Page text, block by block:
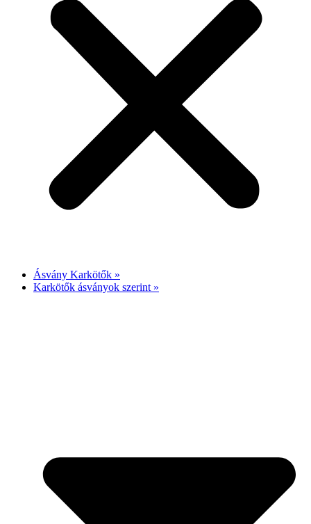
Ásvány Karkötők »
Karkötők ásványok szerint »